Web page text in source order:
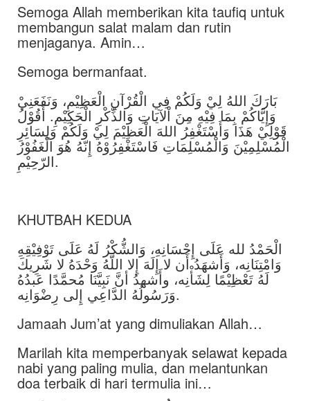
Semoga Allah memberikan kita taufiq untuk
membangun salat malam dan rutin
menjaganya. Amin…
Semoga bermanfaat.
بَارَكَ اللهُ لِيْ وَلَكُمْ فِي الْقُرْآنِ الْعَظِيْمِ، وَنَفَعَنِيْ
وَإِيَّاكُمْ بِمَا فِيْهِ مِنَ اْلآيَاتِ وَالذِّكْرِ الْحَكِيْمِ. أَقُوْلُ
قَوْلِيْ هَذَا وَأَسْتَغْفِرُ اللهَ الْعَظِيْمَ لِيْ وَلَكُمْ وَلِسَائِرِ
الْمُسْلِمِيْنَ وَالْمُسْلِمَاتِ فَاسْتَغْفِرُوْهُ إِنّهُ هُوَ الْغَفُوْرُ
الرّحِيْمِ.
KHUTBAH KEDUA
الْحَمْدُ لله عَلَى إِحْسَانِهِ، وَالشُّكْرُ لَهُ عَلَى تَوْفِيْقِهِ
وَامْتِنَانِه، وَأَشهَدُ أَن لا إِلَهَ إِلا اللَّهُ وَحْدَهُ لا شَرِيكَ
لَهُ تَعْظِيْمًا لِشَأْنِه، وأَشهدُ أنَّ نَبِيَّنَا مُحمَّدًا عَبدُهُ
وَرَسُولُهُ الدَّاعِي إِلى رِضْوَانِه.
Jamaah Jum’at yang dimuliakan Allah…
Marilah kita memperbanyak selawat kepada
nabi yang paling mulia, dan melantunkan
doa terbaik di hari termulia ini…